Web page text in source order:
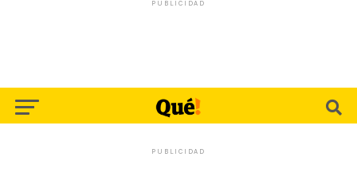
PUBLICIDAD
PUBLICIDAD